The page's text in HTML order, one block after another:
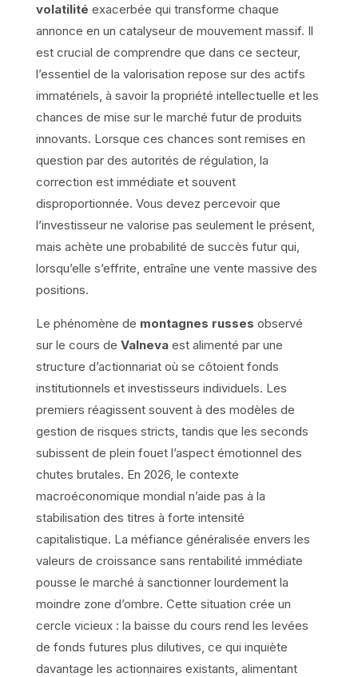
volatilité exacerbée qui transforme chaque
annonce en un catalyseur de mouvement massif. Il
est crucial de comprendre que dans ce secteur,
l’essentiel de la valorisation repose sur des actifs
immatériels, à savoir la propriété intellectuelle et les
chances de mise sur le marché futur de produits
innovants. Lorsque ces chances sont remises en
question par des autorités de régulation, la
correction est immédiate et souvent
disproportionnée. Vous devez percevoir que
l’investisseur ne valorise pas seulement le présent,
mais achète une probabilité de succès futur qui,
lorsqu’elle s’effrite, entraîne une vente massive des
positions.
Le phénomène de montagnes russes observé
sur le cours de Valnevaest alimenté par une
structure d’actionnariat où se côtoient fonds
institutionnels et investisseurs individuels. Les
premiers réagissent souvent à des modèles de
gestion de risques stricts, tandis que les seconds
subissent de plein fouet l’aspect émotionnel des
chutes brutales. En 2026, le contexte
macroéconomique mondial n’aide pas à la
stabilisation des titres à forte intensité
capitalistique. La méfiance généralisée envers les
valeurs de croissance sans rentabilité immédiate
pousse le marché à sanctionner lourdement la
moindre zone d’ombre. Cette situation crée un
cercle vicieux : la baisse du cours rend les levées
de fonds futures plus dilutives, ce qui inquiète
davantage les actionnaires existants, alimentant